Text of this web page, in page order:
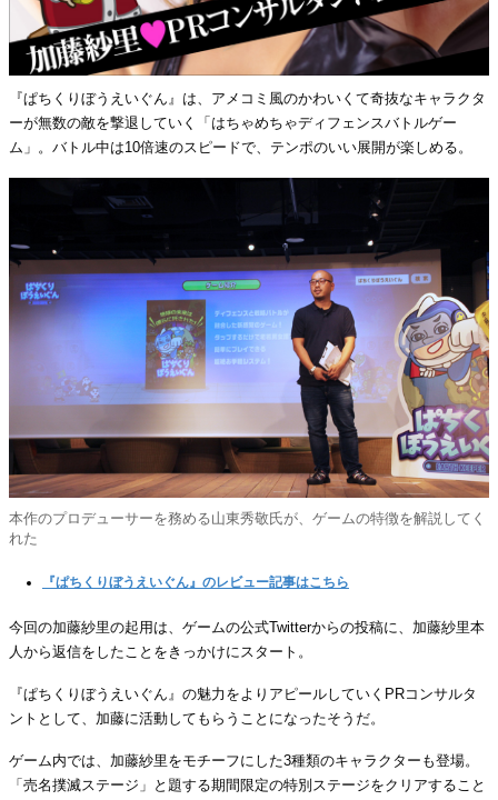
『ぱちくりぼうえいぐん』は、アメコミ風のかわいくて奇抜なキャラクタ
ーが無数の敵を撃退していく「はちゃめちゃディフェンスバトルゲー
ム」。バトル中は10倍速のスピードで、テンポのいい展開が楽しめる。
本作のプロデューサーを務める山東秀敬氏が、ゲームの特徴を解説してく
れた
『ぱちくりぼうえいぐん』のレビュー記事はこちら
今回の加藤紗里の起用は、ゲームの公式Twitterからの投稿に、加藤紗里本
人から返信をしたことをきっかけにスタート。
『ぱちくりぼうえいぐん』の魅力をよりアピールしていくPRコンサルタ
ントとして、加藤に活動してもらうことになったそうだ。
ゲーム内では、加藤紗里をモチーフにした3種類のキャラクターも登場。
「売名撲滅ステージ」と題する期間限定の特別ステージをクリアすること